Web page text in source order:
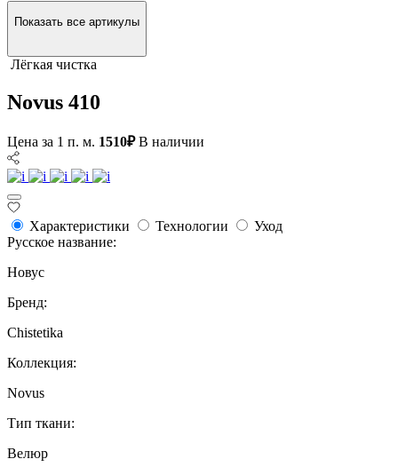
Показать все артикулы
Лёгкая чистка
Novus 410
Цена за 1 п. м. 1510₽ В наличии
Характеристики Технологии
Уход
Русское название:
Новус
Бренд:
Chistetika
Коллекция:
Novus
Тип ткани:
Велюр